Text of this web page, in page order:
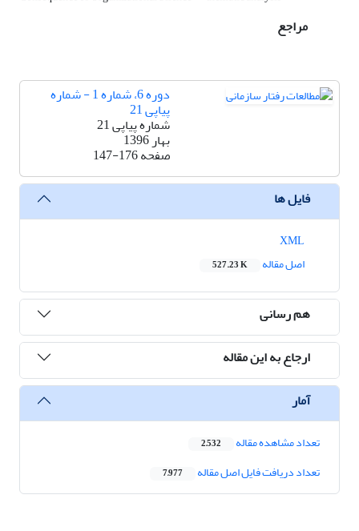
مراجع
دوره 6، شماره 1 - شماره
پیاپی 21
شماره پیاپی 21
بهار 1396
صفحه147-176
فایل ها
اصل مقاله
527.23 K
هم رسانی
ارجاع به این مقاله
آمار
تعداد مشاهده مقاله 2,532
تعداد دریافت فایل اصل مقاله 7,977